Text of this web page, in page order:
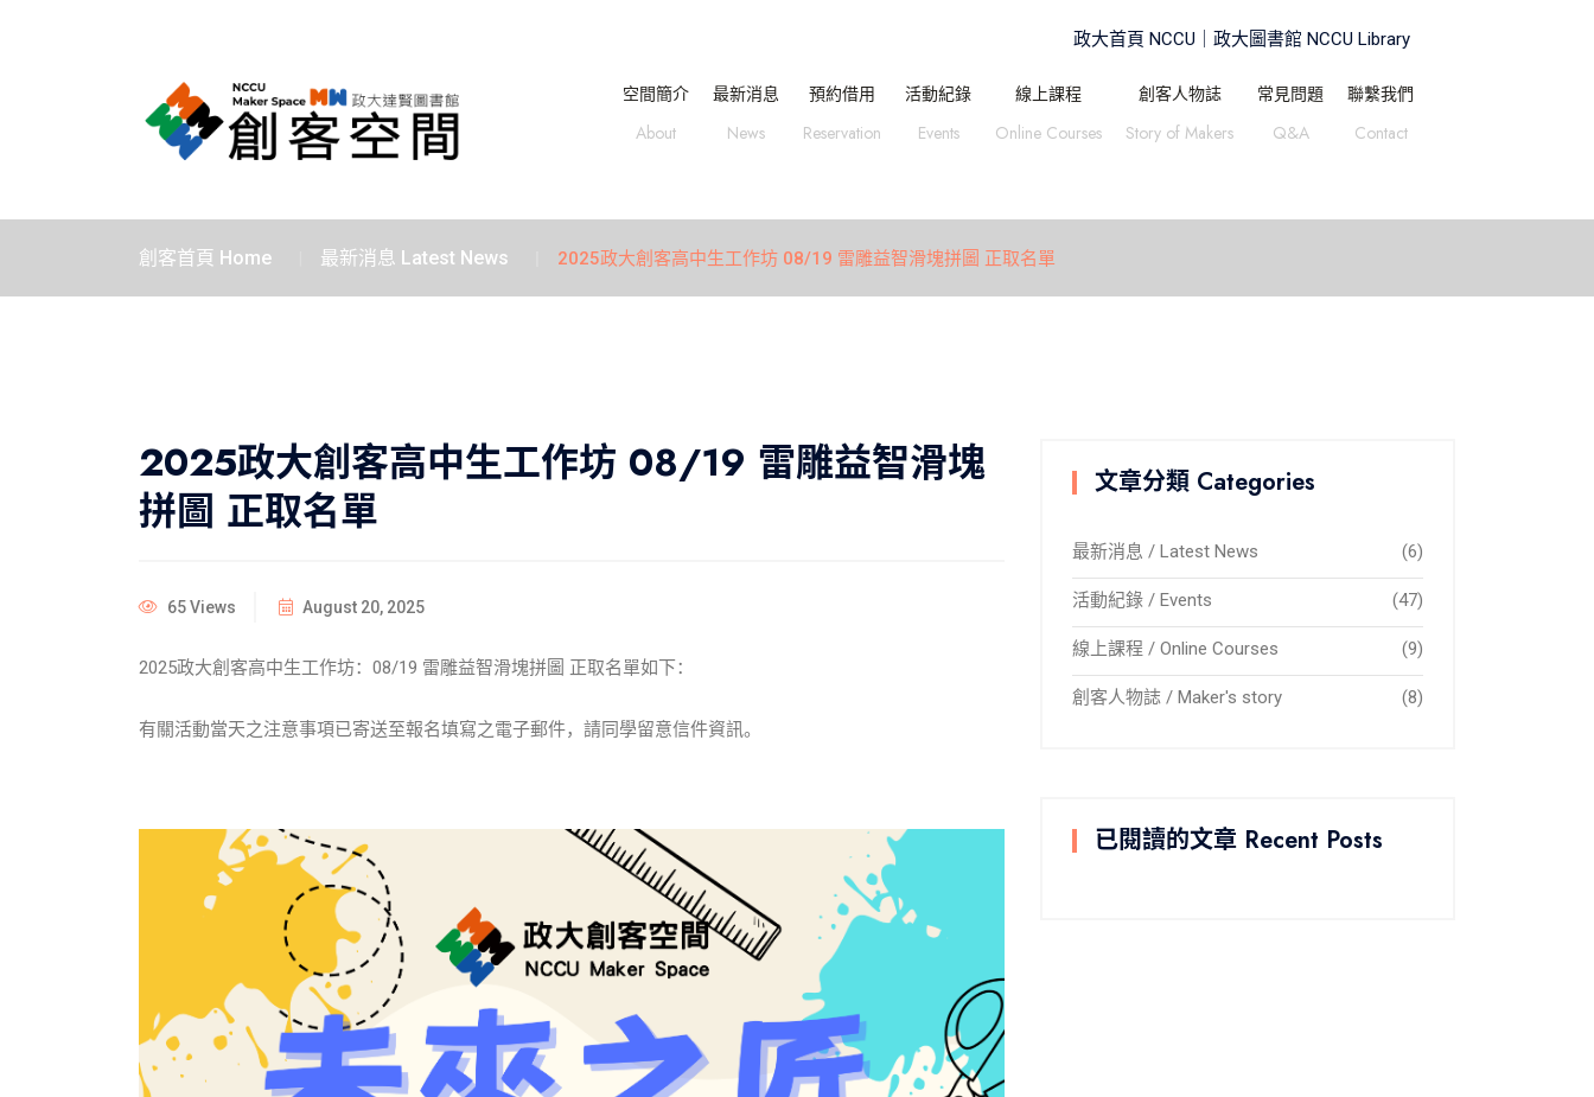
政大首頁 NCCU｜ 政大圖書館 NCCU Library
空間簡介
About
最新消息
News
預約借用
Reservation
活動紀錄
Events
線上課程
Online Courses
創客人物誌
Story of Makers
常見問題
Q&A
聯繫我們
Contact
創客首頁 Home 最新消息 Latest News 2025政大創客高中生工作坊 08/19 雷雕益智滑塊拼圖 正取名單
2025政大創客高中生工作坊 08/19 雷雕益智滑塊
拼圖 正取名單
65 Views August 20, 2025
2025政大創客高中生工作坊：08/19 雷雕益智滑塊拼圖 正取名單如下：
有關活動當天之注意事項已寄送至報名填寫之電子郵件，請同學留意信件資訊。
文章分類 Categories
最新消息 / Latest News (6)
活動紀錄 / Events (47)
線上課程 / Online Courses (9)
創客人物誌 / Maker's story (8)
已閱讀的文章 Recent Posts